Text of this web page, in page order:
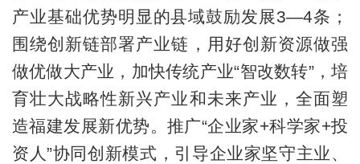
产业基础优势明显的县域鼓励发展3—4条；
围绕创新链部署产业链，用好创新资源做强
做优做大产业，加快传统产业“智改数转”，培
育壮大战略性新兴产业和未来产业，全面塑
造福建发展新优势。推广“企业家+科学家+投
资人”协同创新模式，引导企业家坚守主业、